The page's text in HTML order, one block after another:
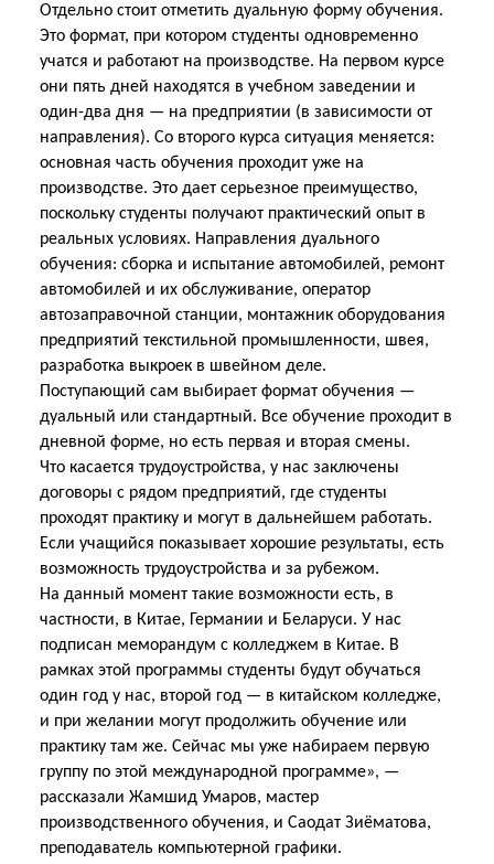
Отдельно стоит отметить дуальную форму обучения.
Это формат, при котором студенты одновременно
учатся и работают на производстве. На первом курсе
они пять дней находятся в учебном заведении и
один-два дня — на предприятии (в зависимости от
направления). Со второго курса ситуация меняется:
основная часть обучения проходит уже на
производстве. Это дает серьезное преимущество,
поскольку студенты получают практический опыт в
реальных условиях. Направления дуального
обучения: сборка и испытание автомобилей, ремонт
автомобилей и их обслуживание, оператор
автозаправочной станции, монтажник оборудования
предприятий текстильной промышленности, швея,
разработка выкроек в швейном деле.
Поступающий сам выбирает формат обучения —
дуальный или стандартный. Все обучение проходит в
дневной форме, но есть первая и вторая смены.
Что касается трудоустройства, у нас заключены
договоры с рядом предприятий, где студенты
проходят практику и могут в дальнейшем работать.
Если учащийся показывает хорошие результаты, есть
возможность трудоустройства и за рубежом.
На данный момент такие возможности есть, в
частности, в Китае, Германии и Беларуси. У нас
подписан меморандум с колледжем в Китае. В
рамках этой программы студенты будут обучаться
один год у нас, второй год — в китайском колледже,
и при желании могут продолжить обучение или
практику там же. Сейчас мы уже набираем первую
группу по этой международной программе», —
рассказали Жамшид Умаров, мастер
производственного обучения, и Саодат Зиёматова,
преподаватель компьютерной графики.